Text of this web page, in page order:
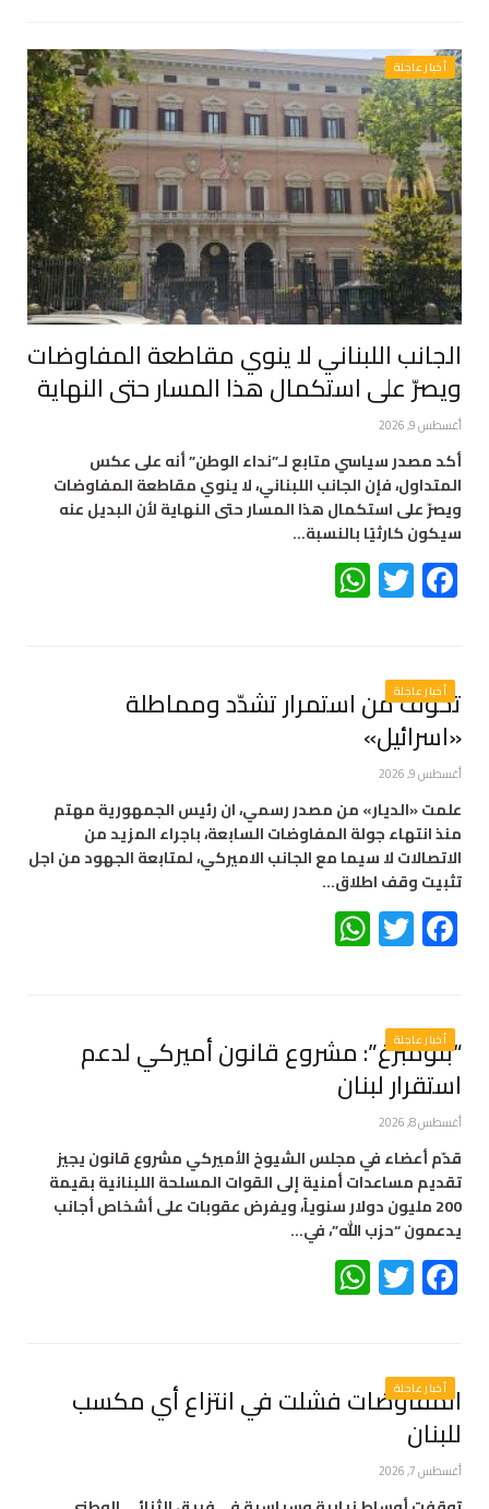
أخبار عاجلة
الجانب اللبناني لا ينوي مقاطعة المفاوضات
ويصرّ على استكمال هذا المسار حتى النهاية
أغسطس 9, 2026
أكد مصدر سياسي متابع لـ”نداء الوطن” أنه على عكس
المتداول، فإن الجانب اللبناني، لا ينوي مقاطعة المفاوضات
ويصرّ على استكمال هذا المسار حتى النهاية لأن البديل عنه
سيكون كارثيًا بالنسبة…
Facebook
Twitter
أخبار عاجلة
تخوّف من استمرار تشدّد ومماطلة
«اسرائيل»
أغسطس 9, 2026
علمت «الديار» من مصدر رسمي، ان رئيس الجمهورية مهتم
منذ انتهاء جولة المفاوضات السابعة، باجراء المزيد من
الاتصالات لا سيما مع الجانب الاميركي، لمتابعة الجهود من اجل
تثبيت وقف اطلاق…
Facebook
Twitter
أخبار عاجلة
“بلومبرغ”: مشروع قانون أميركي لدعم
استقرار لبنان
أغسطس 8, 2026
قدّم أعضاء في مجلس الشيوخ الأميركي مشروع قانون يجيز
تقديم مساعدات أمنية إلى القوات المسلحة اللبنانية بقيمة
200 مليون دولار سنوياً، ويفرض عقوبات على أشخاص أجانب
يدعمون “حزب الله”، في…
Facebook
Twitter
أخبار عاجلة
المفاوضات فشلت في انتزاع أي مكسب
للبنان
أغسطس 7, 2026